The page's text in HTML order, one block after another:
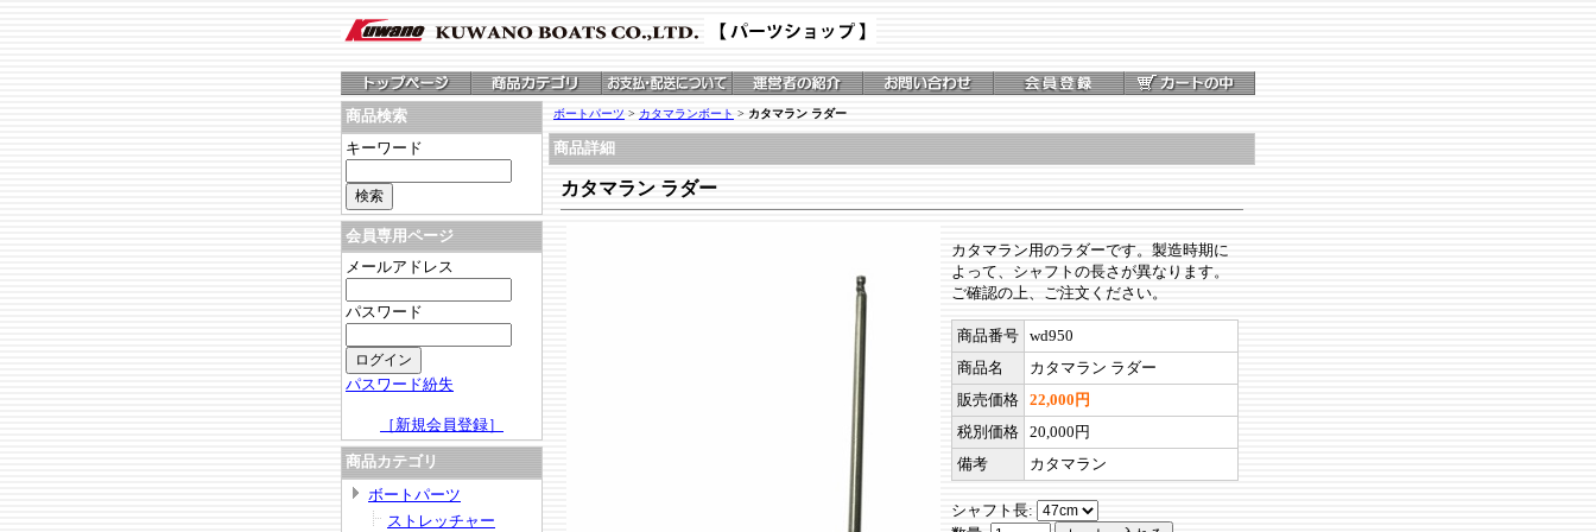
商品検索
キーワード
会員専用ページ
メールアドレス
パスワード
パスワード紛失
［新規会員登録］
商品カテゴリ
ボートパーツ
ストレッチャー
ボートパーツ > カタマランボート > カタマラン ラダー
商品詳細
カタマラン ラダー
カタマラン用のラダーです。製造時期に
よって、シャフトの長さが異なります。
ご確認の上、ご注文ください。
商品番号 wd950
商品名
カタマラン ラダー
販売価格 22,000円
税別価格 20,000円
備考
カタマラン
シャフト長: